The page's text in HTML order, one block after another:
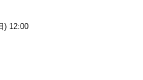
) 12:00